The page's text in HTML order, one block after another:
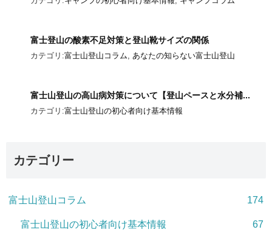
富士登山の酸素不足対策と登山靴サイズの関係
カテゴリ:富士山登山コラム, あなたの知らない富士山登山
富士山登山の高山病対策について【登山ペースと水分補...
カテゴリ:富士山登山の初心者向け基本情報
カテゴリー
富士山登山コラム 174
富士山登山の初心者向け基本情報 67